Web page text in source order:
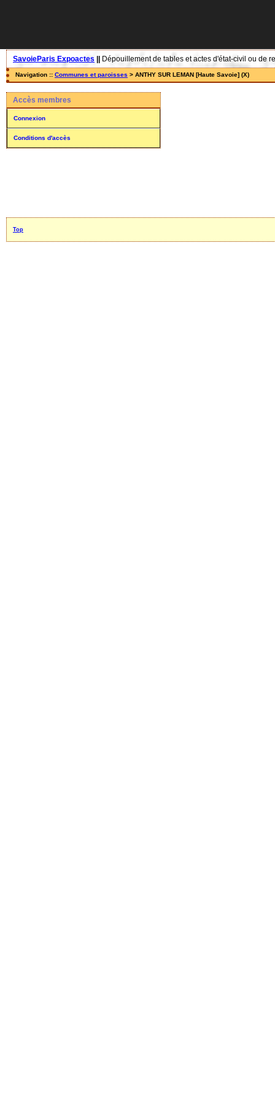
SavoieParis Expoactes Dépouillement de tables et actes d'état-civil ou de
Navigation :: Communes et paroisses > ANTHY SUR LEMAN [Haute Savoie] (X)
Accès membres
Connexion
Conditions d'accès
Top